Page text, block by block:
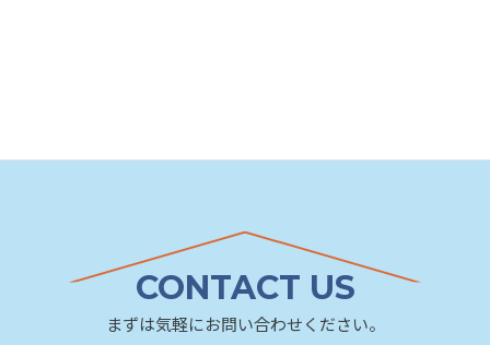
CONTACT US
まずは気軽にお問い合わせください。